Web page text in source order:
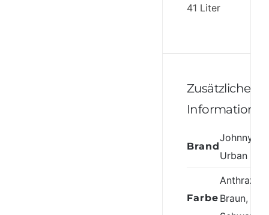
41 Liter
Zusätzliche
Brand
Johnny
Urban
Farbe
Anthrazit-
Braun,